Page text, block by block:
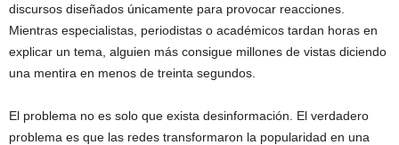
discursos diseñados únicamente para provocar reacciones.
Mientras especialistas, periodistas o académicos tardan horas en
explicar un tema, alguien más consigue millones de vistas diciendo
una mentira en menos de treinta segundos.
El problema no es solo que exista desinformación. El verdadero
problema es que las redes transformaron la popularidad en una